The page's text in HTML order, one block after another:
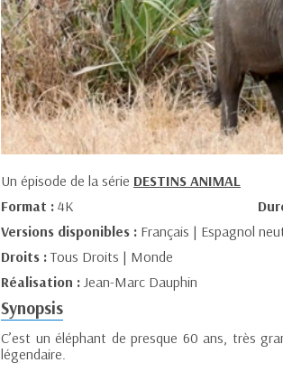
Un épisode de la série DESTINS ANIMAL
Format : 4K
Versions disponibles : Français | Espagnol
Droits :Tous Droits | Monde
Réalisation : Jean-Marc Dauphin
Synopsis
C’est un éléphant de presque 60 ans, très
légendaire.